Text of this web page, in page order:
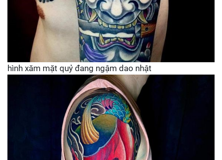
hình xăm mặt quỷ đang ngậm dao nhật